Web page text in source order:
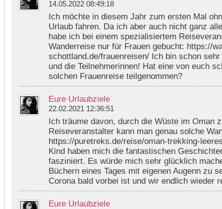
14.05.2022 08:49:18
Ich möchte in diesem Jahr zum ersten Mal
Urlaub fahren. Da ich aber auch nicht ganz
habe ich bei einem spezialisiertem
Wanderreise nur für Frauen gebucht: https://
schottland.de/frauenreisen/ Ich bin schon
und die Teilnehmerinnen! Hat eine von euch
solchen Frauenreise teilgenommen?
Eure Urlaubziele
22.02.2021 12:36:51
Ich träume davon, durch die Wüste im Oman
Reiseveranstalter kann man genau solche
https://puretreks.de/reise/oman-trekking-
Kind haben mich die fantastischen
fasziniert. Es würde mich sehr glücklich
Büchern eines Tages mit eigenen Augenn zu
Corona bald vorbei ist und wir endlich wieder
Eure Urlaubziele